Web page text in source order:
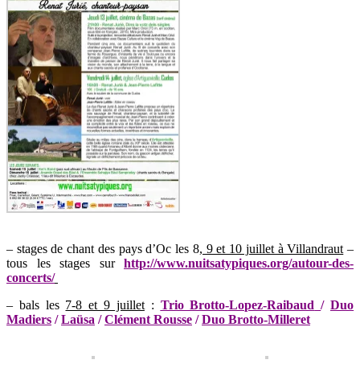
– stages de chant des pays d’Oc les 8, 9 et 10 juillet à Villandraut –
tous les stages sur http://www.nuitsatypiques.org/autour-des-
concerts/
– bals les 7-8 et 9 juillet: Trio Brotto-Lopez-Raibaud /Duo
Madiers /Laüsa /Clément Rousse /Duo Brotto-Milleret